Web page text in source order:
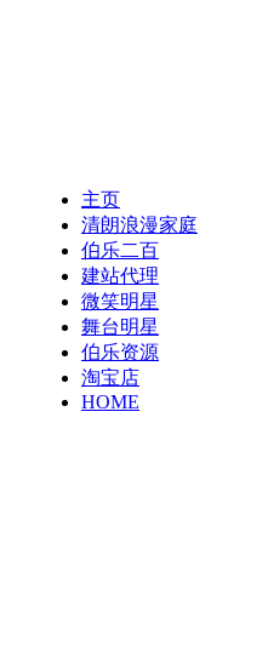
主页
清朗浪漫家庭
伯乐二百
建站代理
微笑明星
舞台明星
伯乐资源
淘宝店
HOME